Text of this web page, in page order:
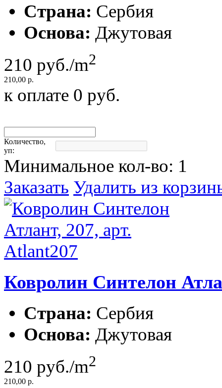
Страна: Сербия
Основа: Джутовая
210 руб./m2
210,00 р.
к оплате 0 руб.
Количество,
уп:
Минимальное кол-во: 1
Заказать Удалить из
Ковролин Синтелон
Страна: Сербия
Основа: Джутовая
210 руб./m2
210,00 р.